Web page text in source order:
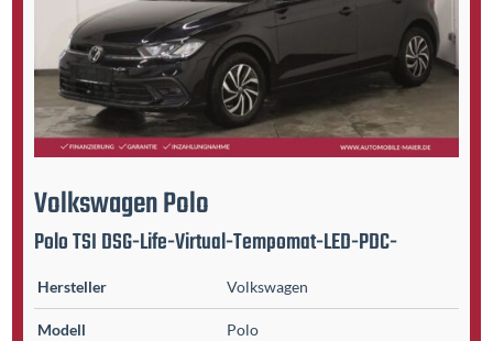
VolkswagenPolo
Polo TSI DSG-Life-Virtual-Tempomat-LED-PDC-
Hersteller Volkswagen
Modell Polo